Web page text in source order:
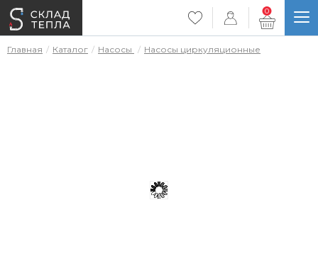
0
Главная Каталог Насосы Насосы циркуляционные